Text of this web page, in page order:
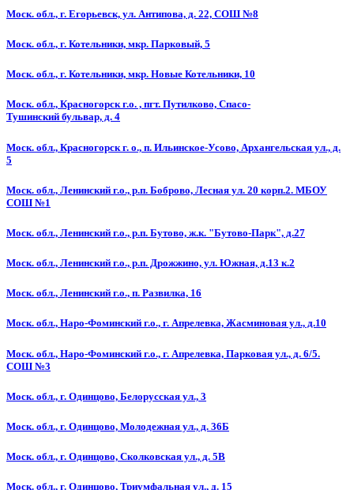
Моск. обл., г. Егорьевск, ул. Антипова, д. 22, СОШ №8
Моск. обл., г. Котельники, мкр. Парковый, 5
Моск. обл., г. Котельники, мкр. Новые Котельники, 10
Моск. обл., Красногорск г.о. , пгт. Путилково, Спасо-
Тушинский бульвар, д. 4
Моск. обл., Красногорск г. о., п. Ильинское-Усово, Архангельская ул., д.
5
Моск. обл., Ленинский г.о., р.п. Боброво, Лесная ул. 20 корп.2. МБОУ
СОШ №1
Моск. обл., Ленинский г.о., р.п. Бутово, ж.к. "Бутово-Парк", д.27
Моск. обл., Ленинский г.о., р.п. Дрожжино, ул. Южная, д.13 к.2
Моск. обл., Ленинский г.о., п. Развилка, 16
Моск. обл., Наро-Фоминский г.о., г. Апрелевка, Жасминовая ул., д.10
Моск. обл., Наро-Фоминский г.о., г. Апрелевка, Парковая ул., д. 6/5.
СОШ №3
Моск. обл., г. Одинцово, Белорусская ул., 3
Моск. обл., г. Одинцово, Молодежная ул., д. 36Б
Моск. обл., г. Одинцово, Сколковская ул., д. 5В
Моск. обл., г. Одинцово, Триумфальная ул., д. 15